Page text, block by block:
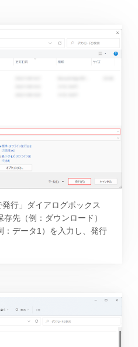
発行」ダイアログボックス
先（例：ダウンロード）
：データ1）を入力し、発行